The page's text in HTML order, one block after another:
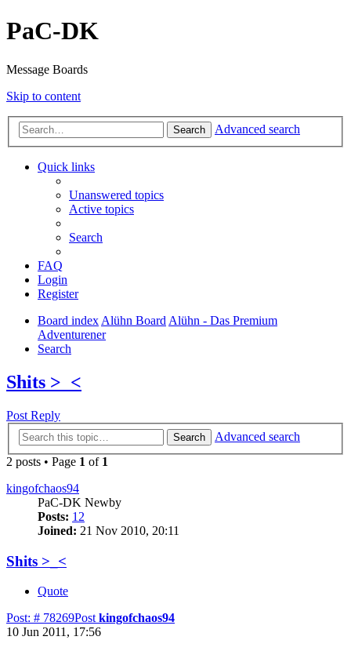
PaC-DK
Message Boards
Skip to content
Search Advanced search
Quick links
Unanswered topics
Active topics
Search
FAQ
Login
Register
Board indexAlühn BoardAlühn - Das Premium
Adventurener
Search
Shits >_<
Post Reply
Search
Advanced search
2 posts • Page 1 of 1
kingofchaos94
PaC-DK Newby
Posts: 12
Joined: 21 Nov 2010, 20:11
Shits >_<
Quote
Post: # 78269Post kingofchaos94
10 Jun 2011, 17:56